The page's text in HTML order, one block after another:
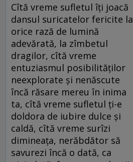
Cîtă vreme sufletul îți joacă
dansul suricatelor fericite la
orice rază de lumină
adevărată, la zîmbetul
dragilor, cîtă vreme
entuziasmul posibilităților
neexplorate și nenăscute
încă răsare mereu în inima
ta, cîtă vreme sufletul ți-e
doldora de iubire dulce și
caldă, cîtă vreme surîzi
dimineața, nerăbdător să
savurezi încă o dată, ca